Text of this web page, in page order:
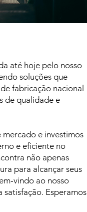
até hoje pelo nosso
soluções que
fabricação nacional
de qualidade e
e investimos
e eficiente no
não apenas
para alcançar seus
vindo ao nosso
Esperamos